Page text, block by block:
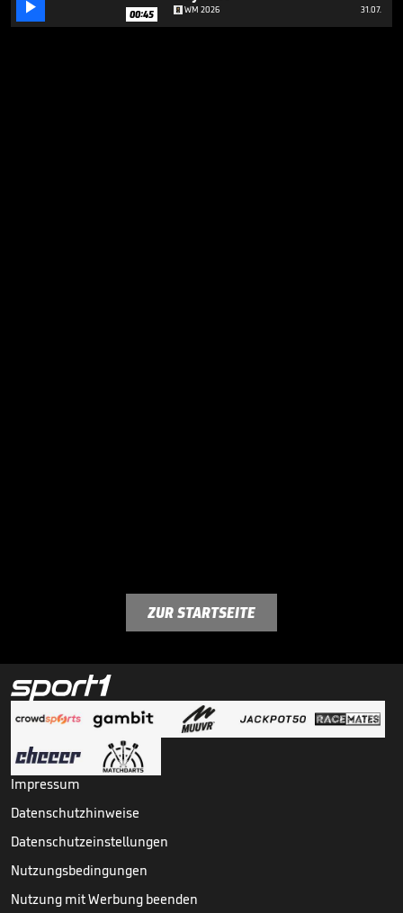
 00:45 WM 2026 31.07.
ZUR STARTSEITE
Impressum
Datenschutzhinweise
Datenschutzeinstellungen
Nutzungsbedingungen
Nutzung mit Werbung beenden